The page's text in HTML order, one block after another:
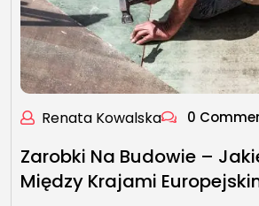
Renata Kowalska 0
Zarobki Na Budowie –
Między Krajami